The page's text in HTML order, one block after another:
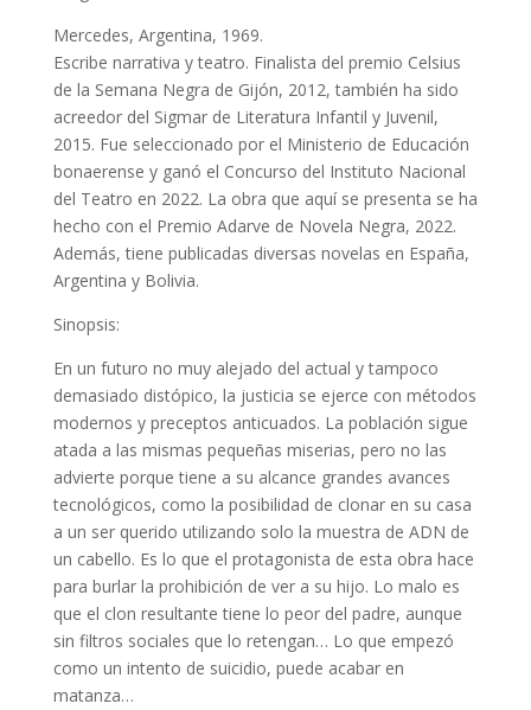
Mercedes, Argentina, 1969.
Escribe narrativa y teatro. Finalista del premio Celsius
de la Semana Negra de Gijón, 2012, también ha sido
acreedor del Sigmar de Literatura Infantil y Juvenil,
2015. Fue seleccionado por el Ministerio de Educación
bonaerense y ganó el Concurso del Instituto Nacional
del Teatro en 2022. La obra que aquí se presenta se ha
hecho con el Premio Adarve de Novela Negra, 2022.
Además, tiene publicadas diversas novelas en España,
Argentina y Bolivia.
Sinopsis:
En un futuro no muy alejado del actual y tampoco
demasiado distópico, la justicia se ejerce con métodos
modernos y preceptos anticuados. La población sigue
atada a las mismas pequeñas miserias, pero no las
advierte porque tiene a su alcance grandes avances
tecnológicos, como la posibilidad de clonar en su casa
a un ser querido utilizando solo la muestra de ADN de
un cabello. Es lo que el protagonista de esta obra hace
para burlar la prohibición de ver a su hijo. Lo malo es
que el clon resultante tiene lo peor del padre, aunque
sin filtros sociales que lo retengan… Lo que empezó
como un intento de suicidio, puede acabar en
matanza…